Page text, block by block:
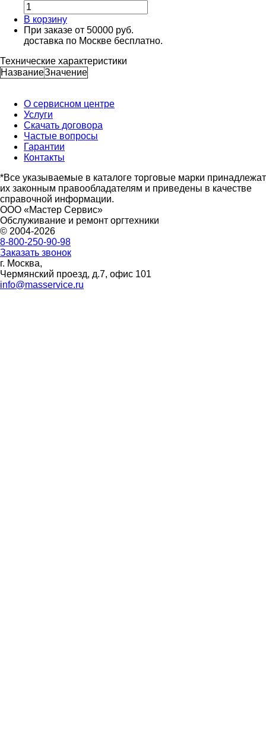
В корзину
При заказе от 50000 руб.
доставка по Москве бесплатно.
Технические характеристики
НазваниеЗначение
О сервисном центре
Услуги
Скачать договора
Частые вопросы
Гарантии
Контакты
*Все указываемые в каталоге торговые марки принадлежат
их законным правообладателям и приведены в качестве
справочной информации.
ООО «Мастер Сервис»
Обслуживание и ремонт оргтехники
© 2004-2026
8-800-250-90-98
Заказать звонок
г. Москва,
Чермянский проезд, д.7, офис 101
info@masservice.ru